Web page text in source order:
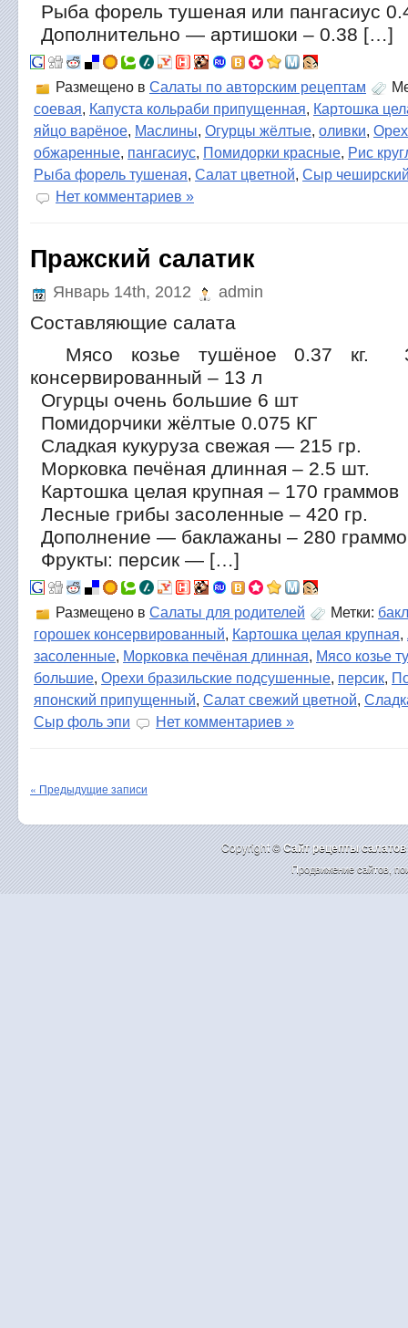
Рыба форель тушеная или пангасиус
Дополнительно — артишоки – 0.38 […]
Размещено в Салаты по авторским рецептам
соевая, Капуста кольраби припущенная, Картошка
яйцо варёное, Маслины, Огурцы жёлтые, оливки,
обжаренные, пангасиус, Помидорки красные, Рис
Рыба форель тушеная, Салат цветной, Сыр
Нет комментариев »
Пражский салатик
Январь 14th, 2012 admin
Составляющие салата
Мясо козье тушёное 0.37 кг.
консервированный – 13 л
Огурцы очень большие 6 шт
Помидорчики жёлтые 0.075 КГ
Сладкая кукуруза свежая — 215 гр.
Морковка печёная длинная – 2.5 шт.
Картошка целая крупная – 170 граммов
Лесные грибы засоленные – 420 гр.
Дополнение — баклажаны – 280
Фрукты: персик — […]
Размещено в Салаты для родителей Метки:
горошек консервированный, Картошка целая крупная,
засоленные, Морковка печёная длинная, Мясо козье
большие, Орехи бразильские подсушенные, персик,
японский припущенный, Салат свежий цветной,
Сыр фоль эпи
Нет комментариев »
« Предыдущие записи
Copyright ©Cайт рецепты салатов
Продвижение сайтов,